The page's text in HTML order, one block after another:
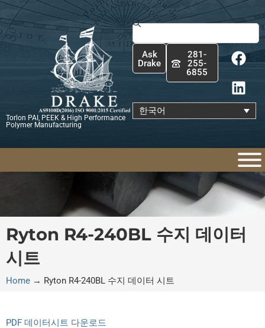
콘
텐
츠
Torlon PAI, PEEK & High Performance
Polymer Manufacturing
Search
Ask
Drake
281-
255-
6855
F
a
c
e
b
o
k
L
i
n
k
e
d
n
한국어
Ryton R4-240BL 수지 데이터
시트
Home → Ryton R4-240BL 수지 데이터 시트
PDF 데이터시트 다운로드